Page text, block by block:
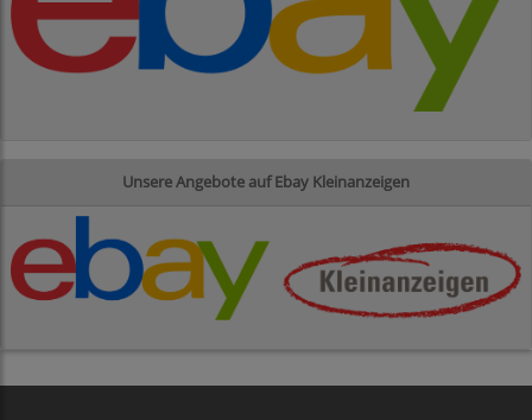
Unsere Angebote auf Ebay Kleinanzeigen